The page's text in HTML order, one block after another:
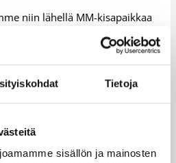
Tietoja
sisällön ja mainosten
niin lähellä MM-kisapaikkaa
kisoissa ja saimme sen, mitä
se jäi lopulta kiinni.
16- ja 18-vuotiaissa pojissa
pisteen keskiarvolla.
tai myöhemmin –